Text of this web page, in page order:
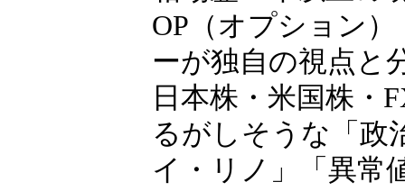
ル
日経OP売坊さ
倶楽部TV」
相場歴35年以上の